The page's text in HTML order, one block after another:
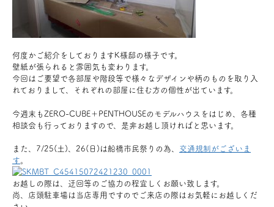
何度かご紹介をしておりますK様邸の様子です。
壁紙が張られると雰囲気も変わります。
今回はご要望で各部屋や階段等で様々なデザインや柄のものを取り入
れておりまして、それぞれの部屋に住む方の個性が出ています。
今週末もZERO-CUBE＋PENTHOUSEのモデルハウスをはじめ、各種
相談会も行っておりますので、是非お越し頂ければと思います。
また、7/25(土)、26(日)は船橋市民祭りの為、 交通規制がございま
す。
お越しの際は、迂回等のご協力の程宜しくお願い致します。
尚、店頭駐車場は当店専用ですのでご来店の際はお気軽にお越しくだ